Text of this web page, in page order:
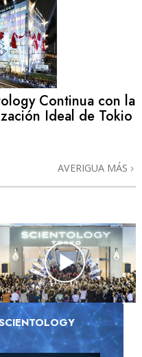
Continua con la
Ideal de Tokio
AVERIGUA MÁS